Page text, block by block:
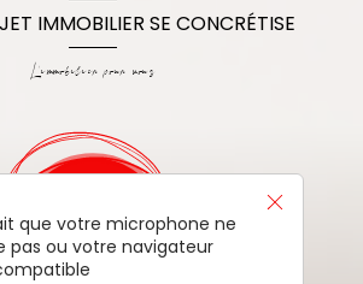
IMMOBILIER SE CONCRÉTISE
L'immobilier pour vous
que votre microphone ne
pas ou votre navigateur